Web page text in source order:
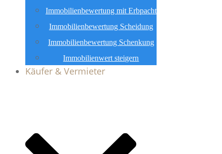
Immobilienbewertung mit Erbpacht
Immobilienbewertung Scheidung
Immobilienbewertung Schenkung
Immobilienwert steigern
Käufer & Vermieter